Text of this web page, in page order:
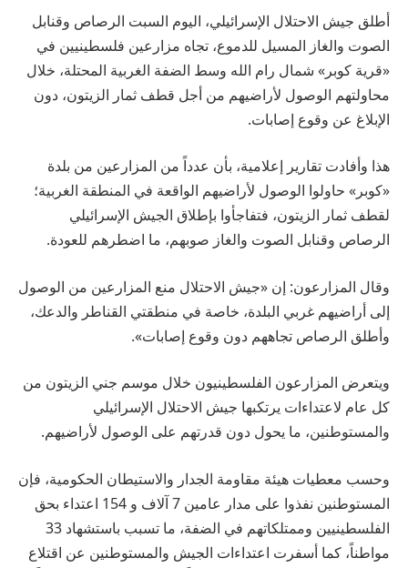
أطلق جيش الاحتلال الإسرائيلي، اليوم السبت الرصاص وقنابل
الصوت والغاز المسيل للدموع، تجاه مزارعين فلسطينيين في
«قرية كوبر» شمال رام الله وسط الضفة الغربية المحتلة، خلال
محاولتهم الوصول لأراضيهم من أجل قطف ثمار الزيتون، دون
الإبلاغ عن وقوع إصابات.
هذا وأفادت تقارير إعلامية، بأن عدداً من المزارعين من بلدة
«كوبر» حاولوا الوصول لأراضيهم الواقعة في المنطقة الغربية؛
لقطف ثمار الزيتون، فتفاجأوا بإطلاق الجيش الإسرائيلي
الرصاص وقنابل الصوت والغاز صوبهم، ما اضطرهم للعودة.
وقال المزارعون: إن «جيش الاحتلال منع المزارعين من الوصول
إلى أراضيهم غربي البلدة، خاصة في منطقتي القناطر والدعك،
وأطلق الرصاص تجاههم دون وقوع إصابات».
ويتعرض المزارعون الفلسطينيون خلال موسم جني الزيتون من
كل عام لاعتداءات يرتكبها جيش الاحتلال الإسرائيلي
والمستوطنين، ما يحول دون قدرتهم على الوصول لأراضيهم.
وحسب معطيات هيئة مقاومة الجدار والاستيطان الحكومية، فإن
المستوطنين نفذوا على مدار عامين 7 آلاف و 154 اعتداء بحق
الفلسطينيين وممتلكاتهم في الضفة، ما تسبب باستشهاد 33
مواطناً، كما أسفرت اعتداءات الجيش والمستوطنين عن اقتلاع